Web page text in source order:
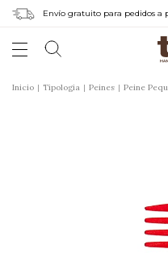
Envío gratuito para pedidos a
Inicio Tipologia Peines Peine